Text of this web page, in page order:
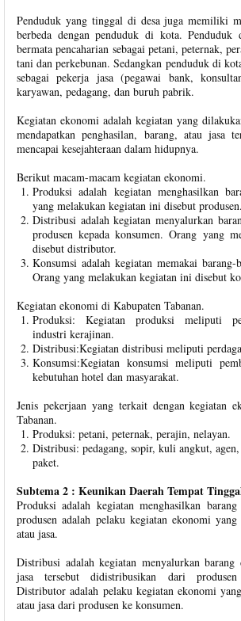
Penduduk yang tinggal di desa juga memiliki
berbeda dengan penduduk di kota.
bermata pencaharian sebagai petani, peternak,
tani dan perkebunan. Sedangkan penduduk di
sebagai pekerja jasa (pegawai bank,
karyawan, pedagang, dan buruh pabrik.
Kegiatan ekonomi adalah kegiatan yang
mendapatkan penghasilan, barang, atau jasa
mencapai kesejahteraan dalam hidupnya.
Berikut macam-macam kegiatan ekonomi.
Produksi adalah kegiatan menghasilkan
yang melakukan kegiatan ini disebut produsen.
Distribusi adalah kegiatan menyalurkan
produsen kepada konsumen. Orang yang
disebut distributor.
Konsumsi adalah kegiatan memakai
Orang yang melakukan kegiatan ini disebut
Kegiatan ekonomi di Kabupaten Tabanan.
Produksi: Kegiatan produksi meliputi
industri kerajinan.
Distribusi:Kegiatan distribusi meliputi
Konsumsi:Kegiatan konsumsi meliputi
kebutuhan hotel dan masyarakat.
Jenis pekerjaan yang terkait dengan kegiatan
Tabanan.
Produksi: petani, peternak, perajin, nelayan.
Distribusi: pedagang, sopir, kuli angkut,
paket.
Subtema 2 : Keunikan Daerah Tempat
Produksi adalah kegiatan menghasilkan
produsen adalah pelaku kegiatan ekonomi
atau jasa.
Distribusi adalah kegiatan menyalurkan barang
jasa tersebut didistribusikan dari produsen
Distributor adalah pelaku kegiatan ekonomi
atau jasa dari produsen ke konsumen.